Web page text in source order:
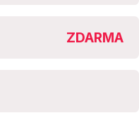
ZDARMA